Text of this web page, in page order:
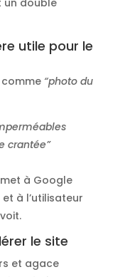
un double
utile pour le
comme “photo du
crantée”
à Google
à l’utilisateur
le site
et agace